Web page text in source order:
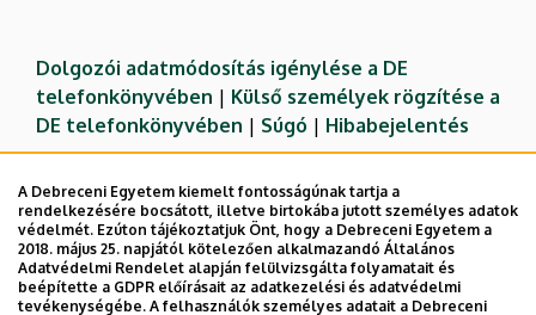
Dolgozói adatmódosítás igénylése a DE
telefonkönyvében | Külső személyek rögzítése a
DE telefonkönyvében | Súgó | Hibabejelentés
A Debreceni Egyetem kiemelt fontosságúnak tartja a
rendelkezésére bocsátott, illetve birtokába jutott személyes adatok
védelmét. Ezúton tájékoztatjuk Önt, hogy a Debreceni Egyetem a
2018. május 25. napjától kötelezően alkalmazandó Általános
Adatvédelmi Rendelet alapján felülvizsgálta folyamatait és
beépítette a GDPR előírásait az adatkezelési és adatvédelmi
tevékenységébe. A felhasználók személyes adatait a Debreceni